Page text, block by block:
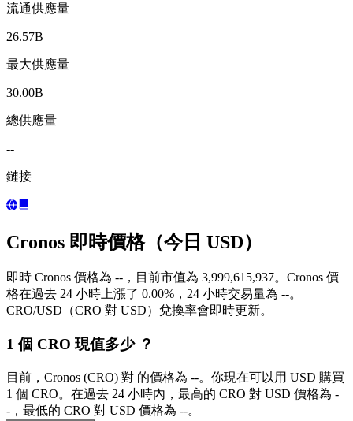
流通供應量
26.57B
最大供應量
30.00B
總供應量
--
鏈接
Cronos 即時價格（今日 USD）
即時 Cronos 價格為 --，目前市值為 3,999,615,937。Cronos 價
格在過去 24 小時上漲了 0.00%，24 小時交易量為 --。
CRO/USD（CRO 對 USD）兌換率會即時更新。
1 個 CRO 現值多少 ？
目前，Cronos (CRO) 對 的價格為 --。你現在可以用 USD 購買
1 個 CRO。在過去 24 小時內，最高的 CRO 對 USD 價格為 -
-，最低的 CRO 對 USD 價格為 --。